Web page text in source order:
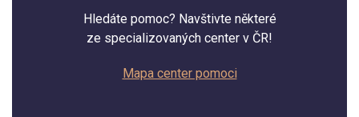
Hledáte pomoc? Navštivte některé
ze specializovaných center v ČR!
Mapa center pomoci